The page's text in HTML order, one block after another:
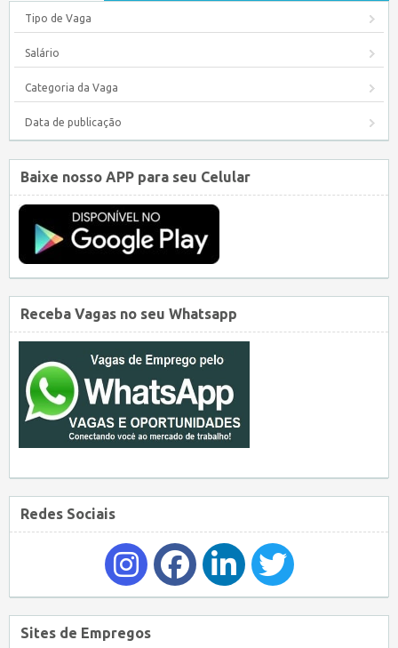
Tipo de Vaga
Salário
Categoria da Vaga
Data de publicação
Baixe nosso APP para seu Celular
Receba Vagas no seu Whatsapp
Redes Sociais
Sites de Empregos